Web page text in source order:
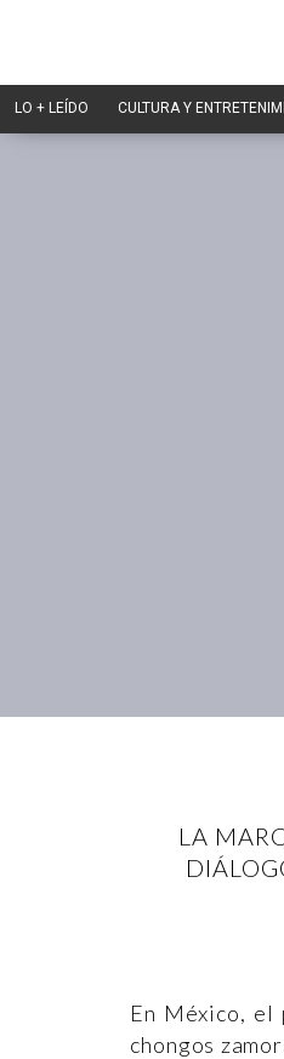
LO + LEÍDO CULTURA Y
LA
En México, el
chongos